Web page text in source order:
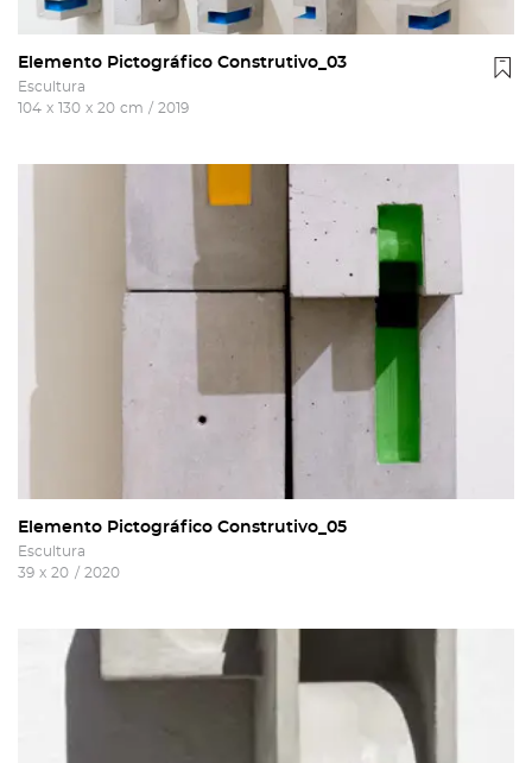
Elemento Pictográfico Construtivo_03
Escultura
104 x 130 x 20 cm / 2019
Elemento Pictográfico Construtivo_05
Escultura
39 x 20 / 2020